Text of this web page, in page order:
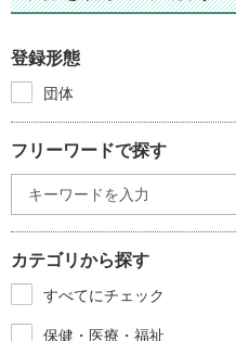
登録形態
団体
フリーワードで探す
カテゴリから探す
すべてにチェック
保健・医療・福祉